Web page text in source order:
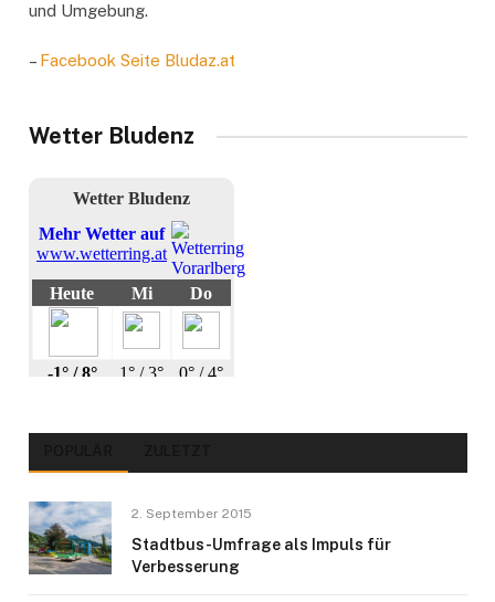
und Umgebung.
– Facebook Seite Bludaz.at
Wetter Bludenz
2. September 2015
Stadtbus-Umfrage als Impuls für
Verbesserung